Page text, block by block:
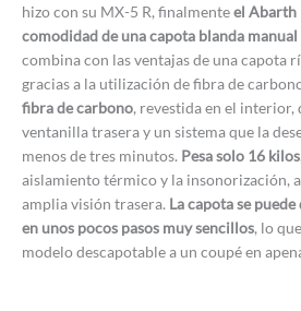
hizo con su MX-5 R, finalmenteel Abarth
comodidad de una capota blanda
combina con las ventajas de una capota
gracias a la utilización de fibra de
fibra de carbono, revestida en el interior,
ventanilla trasera y un sistema que la
menos de tres minutos. Pesa solo 16 kilos
aislamiento térmico y la insonorización,
amplia visión trasera. La capota se
en unos pocos pasos muy sencillos, lo
modelo descapotable a un coupé en